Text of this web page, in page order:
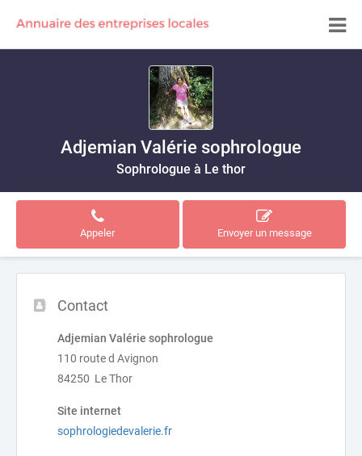
Adjemian Valérie sophrologue
Sophrologue à Le thor
Appeler Envoyer un message
Contact
Adjemian Valérie sophrologue
110 route d Avignon
84250 Le Thor
Site internet
sophrologiedevalerie.fr